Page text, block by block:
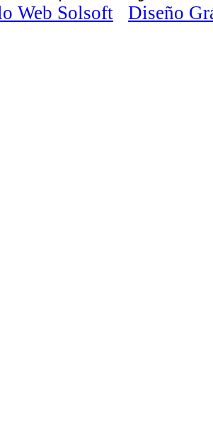
Web Solsoft Diseño